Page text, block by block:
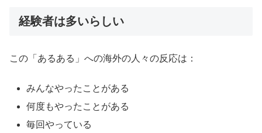
経験者は多いらしい
この「あるある」への海外の人々の反応は：
みんなやったことがある
何度もやったことがある
毎回やっている